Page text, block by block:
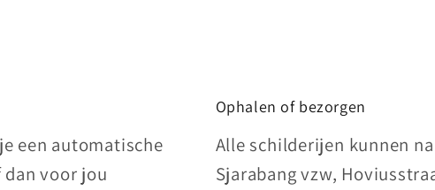
een automatische
voor jou
Ophalen of bezorgen
Alle schilderijen kunnen
Sjarabang vzw,